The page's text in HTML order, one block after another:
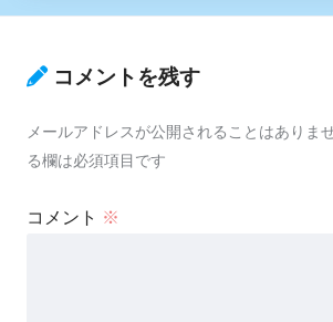
コメントを残す
メールアドレスが公開されることはありませ
る欄は必須項目です
コメント ※